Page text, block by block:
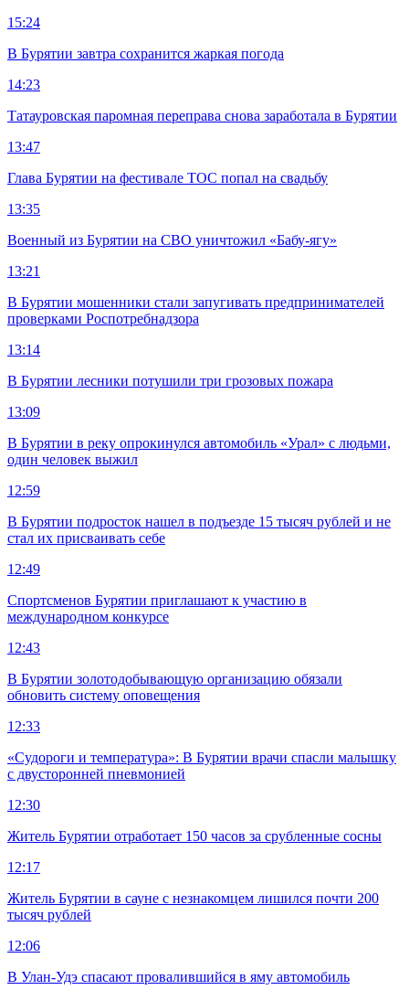
15:24
В Бурятии завтра сохранится жаркая погода
14:23
Татауровская паромная переправа снова заработала в Бурятии
13:47
Глава Бурятии на фестивале ТОС попал на свадьбу
13:35
Военный из Бурятии на СВО уничтожил «Бабу-ягу»
13:21
В Бурятии мошенники стали запугивать предпринимателей
проверками Роспотребнадзора
13:14
В Бурятии лесники потушили три грозовых пожара
13:09
В Бурятии в реку опрокинулся автомобиль «Урал» с людьми,
один человек выжил
12:59
В Бурятии подросток нашел в подъезде 15 тысяч рублей и не
стал их присваивать себе
12:49
Спортсменов Бурятии приглашают к участию в
международном конкурсе
12:43
В Бурятии золотодобывающую организацию обязали
обновить систему оповещения
12:33
«Судороги и температура»: В Бурятии врачи спасли малышку
с двусторонней пневмонией
12:30
Житель Бурятии отработает 150 часов за срубленные сосны
12:17
Житель Бурятии в сауне с незнакомцем лишился почти 200
тысяч рублей
12:06
В Улан-Удэ спасают провалившийся в яму автомобиль